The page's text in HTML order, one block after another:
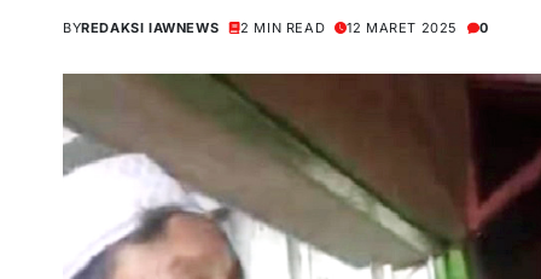
BYREDAKSI IAWNEWS 2 MIN READ 12 MARET 2025 0